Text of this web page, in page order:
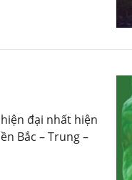
đại nhất hiện
Bắc – Trung –